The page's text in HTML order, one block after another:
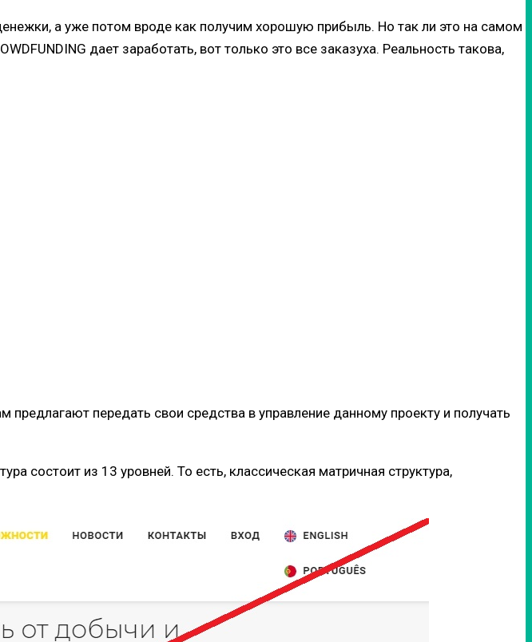
а уже потом вроде как получим хорошую прибыль. Но так ли это на самом
дает заработать, вот только это все заказуха. Реальность такова,
передать свои средства в управление данному проекту и получать
состоит из 13 уровней. То есть, классическая матричная структура,